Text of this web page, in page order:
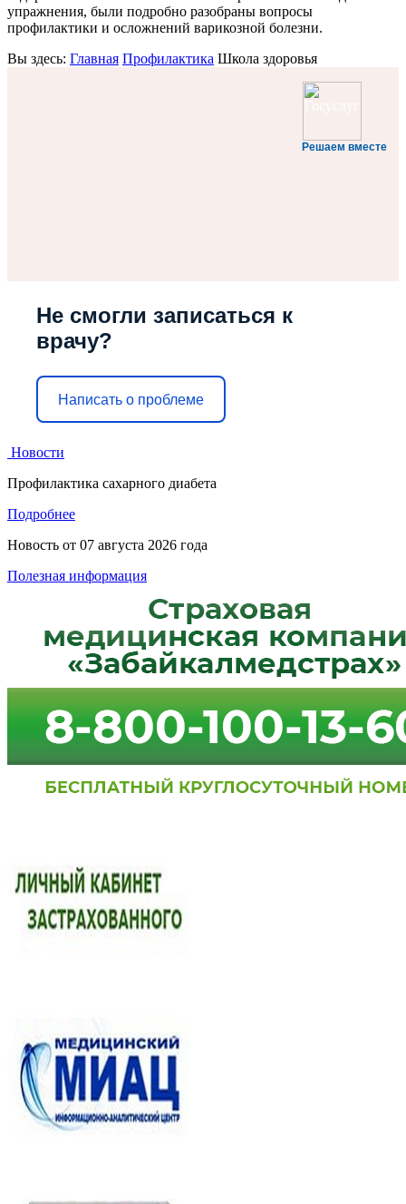
упражнения, были подробно разобраны вопросы
профилактики и осложнений варикозной болезни.
Вы здесь: Главная Профилактика Школа здоровья
Решаем вместе
Не смогли записаться к
врачу?
Написать о проблеме
Новости
Профилактика сахарного диабета
Подробнее
Новость от 07 августа 2026 года
Полезная информация